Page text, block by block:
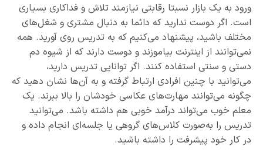
ورود به یک بازار نسبتا رقابتی نیازمند تلاش و فداکاری بسیاری
است. اگر دوست ندارید که دائما به دنبال مشتری و شغل‌های
مختلف باشید، پیشنهاد می‌کنیم که به تدریس روی آورید. همه
نمی‌توانند از اینترنت بیاموزند و دوست دارند که از شیوه دم
دستی و سنتی استفاده کنند. اگر توانایی تدریس دارید،
می‌توانید با چنین افرادی ارتباط گرفته و به آن‌ها نشان دهید که
چگونه می‌توانند مهارت‌های عکاسی خودشان را بالا ببرند. یک
معلم خوب می‌تواند درآمد خوبی هم داشته باشد. می‌توانید
تدریس را به‌صورت کلاس‌های گروهی یا جلسه‌ای انجام داده و
در کار خود پیشرفت را داشته باشید.